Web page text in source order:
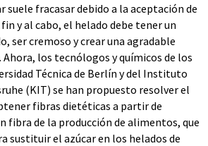
suele fracasar debido a la aceptación de
y al cabo, el helado debe tener un
ser cremoso y crear una agradable
Ahora, los tecnólogos y químicos de los
Técnica de Berlín y del Instituto
(KIT) se han propuesto resolver el
fibras dietéticas a partir de
fibra de la producción de alimentos, que
sustituir el azúcar en los helados de